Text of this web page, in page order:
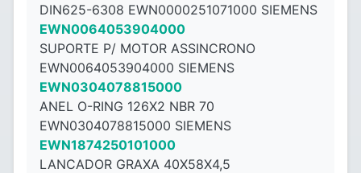
DIN625-6308 EWN0000251071000 SIEMENS
EWN0064053904000
SUPORTE P/ MOTOR ASSINCRONO
EWN0064053904000 SIEMENS
EWN0304078815000
ANEL O-RING 126X2 NBR 70
EWN0304078815000 SIEMENS
EWN1874250101000
LANCADOR GRAXA 40X58X4,5